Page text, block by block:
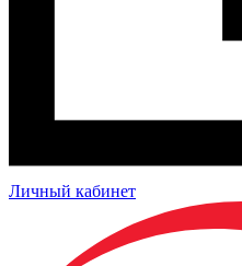
Личный кабинет